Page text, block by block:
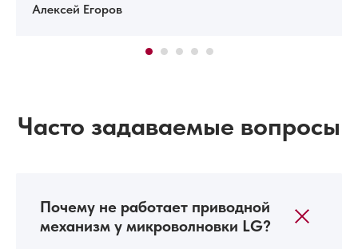
Алексей Егоров
Часто задаваемые вопросы
Почему не работает приводной
механизм у микроволновки LG?